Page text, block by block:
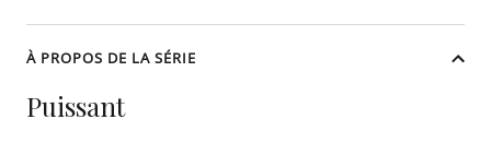
À PROPOS DE LA SÉRIE
Puissant